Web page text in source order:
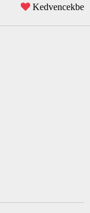
Kedvencekbe